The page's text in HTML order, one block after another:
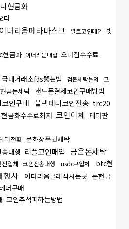
현금화
다
이더리움메타마스크 알트코인매입 빗
현금화 이더리움매입 오다집수수료
국내거래소fds뚫는법 검돈세탁문의
코
현금돈세탁 핸드폰결제코인구매방법
인구매 블랙테더코인전송 trc20
금화수수료최저 코인이체 테더판
더전환 문화상품권세탁
대행 리플코인매입 금은돈세탁
전업체 코인전송대행 usdc구입처
btc현
행사 이더리움클레식사는곳 돈현금
더구매
코인추적피하는방법